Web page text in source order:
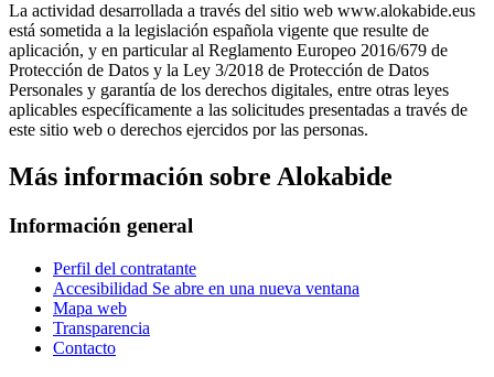
La actividad desarrollada a través del sitio web www.alokabide.eus
está sometida a la legislación española vigente que resulte de
aplicación, y en particular al Reglamento Europeo 2016/679 de
Protección de Datos y la Ley 3/2018 de Protección de Datos
Personales y garantía de los derechos digitales, entre otras leyes
aplicables específicamente a las solicitudes presentadas a través de
este sitio web o derechos ejercidos por las personas.
Más información sobre Alokabide
Información general
Perfil del contratante
Accesibilidad Se abre en una nueva ventana
Mapa web
Transparencia
Contacto